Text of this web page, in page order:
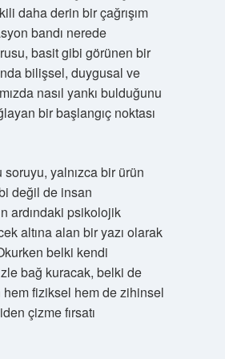
daha derin bir çağrışım
bandı nerede
basit gibi görünen bir
bilişsel, duygusal ve
nasıl yankı bulduğunu
bir başlangıç noktası
yalnızca bir ürün
değil de insan
ardındaki psikolojik
altına alan bir yazı olarak
belki kendi
bağ kuracak, belki de
hem fiziksel hem de zihinsel
çizme fırsatı